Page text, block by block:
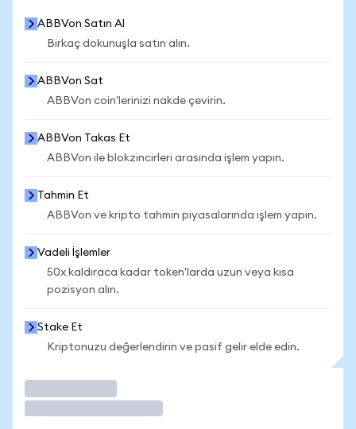
ABBVon Satın Al
Birkaç dokunuşla satın alın.
ABBVon Sat
ABBVon coin'lerinizi nakde çevirin.
ABBVon Takas Et
ABBVon ile blokzincirleri arasında işlem yapın.
Tahmin Et
ABBVon ve kripto tahmin piyasalarında işlem yapın.
Vadeli İşlemler
50x kaldıraca kadar token'larda uzun veya kısa
pozisyon alın.
Stake Et
Kriptonuzu değerlendirin ve pasif gelir elde edin.